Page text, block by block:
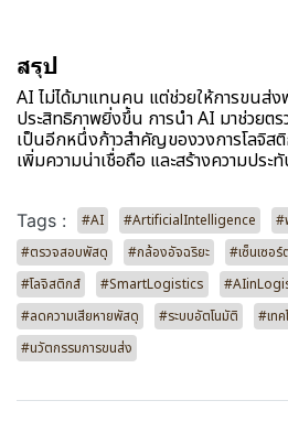
สรุป
AI ไม่ได้มาแทนคน แต่ช่วยให้การขนส่
ประสิทธิภาพยิ่งขึ้น การนำ AI มาช่วยต
เป็นอีกหนึ่งก้าวสำคัญของวงการโลจิส
เพิ่มความน่าเชื่อถือ และสร้างความประ
Tags : #AI #ArtificialIntelligence #
#ตรวจสอบพัสดุ
#กล้องอัจฉริยะ
#เซ็นเซอ
#โลจิสติกส์
#SmartLogistics
#ลดความเสียหายพัสดุ
#ระบบอัตโนมัติ
#เท
#นวัตกรรมการขนส่ง